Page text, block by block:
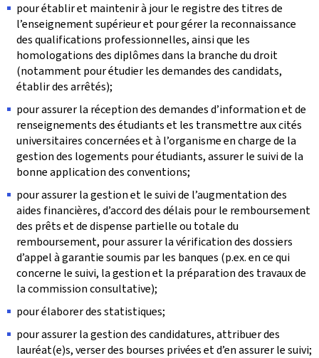
pour établir et maintenir à jour le registre des titres de
l’enseignement supérieur et pour gérer la reconnaissance
des qualifications professionnelles, ainsi que les
homologations des diplômes dans la branche du droit
(notamment pour étudier les demandes des candidats,
établir des arrêtés);
pour assurer la réception des demandes d’information et de
renseignements des étudiants et les transmettre aux cités
universitaires concernées et à l’organisme en charge de la
gestion des logements pour étudiants, assurer le suivi de la
bonne application des conventions;
pour assurer la gestion et le suivi de l’augmentation des
aides financières, d’accord des délais pour le remboursement
des prêts et de dispense partielle ou totale du
remboursement, pour assurer la vérification des dossiers
d’appel à garantie soumis par les banques (p.ex. en ce qui
concerne le suivi, la gestion et la préparation des travaux de
la commission consultative);
pour élaborer des statistiques;
pour assurer la gestion des candidatures, attribuer des
lauréat(e)s, verser des bourses privées et d’en assurer le suivi;